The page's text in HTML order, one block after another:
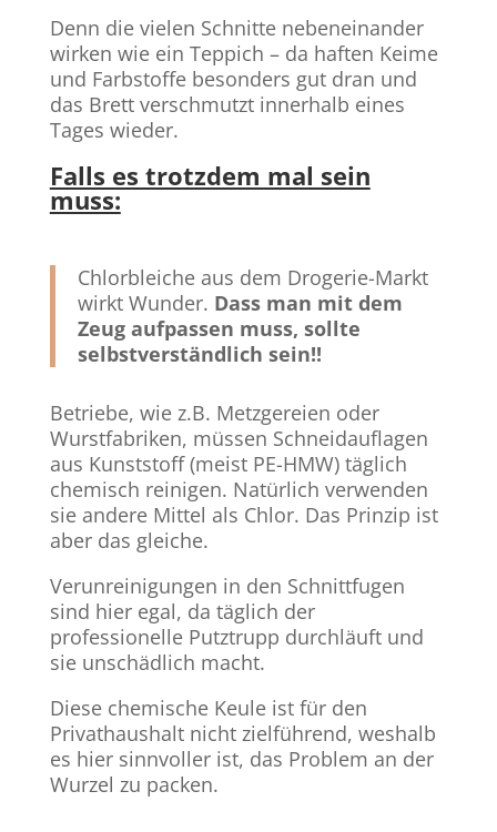
Denn die vielen Schnitte nebeneinander
wirken wie ein Teppich – da haften Keime
und Farbstoffe besonders gut dran und
das Brett verschmutzt innerhalb eines
Tages wieder.
Falls es trotzdem mal sein
muss:
Chlorbleiche aus dem Drogerie-Markt
wirkt Wunder. Dass man mit dem
Zeug aufpassen muss, sollte
selbstverständlich sein!!
Betriebe, wie z.B. Metzgereien oder
Wurstfabriken, müssen Schneidauflagen
aus Kunststoff (meist PE-HMW) täglich
chemisch reinigen. Natürlich verwenden
sie andere Mittel als Chlor. Das Prinzip ist
aber das gleiche.
Verunreinigungen in den Schnittfugen
sind hier egal, da täglich der
professionelle Putztrupp durchläuft und
sie unschädlich macht.
Diese chemische Keule ist für den
Privathaushalt nicht zielführend, weshalb
es hier sinnvoller ist, das Problem an der
Wurzel zu packen.